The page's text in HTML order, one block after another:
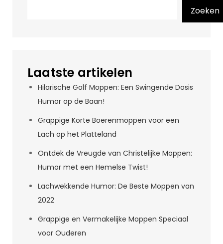
Zoeken
Laatste artikelen
Hilarische Golf Moppen: Een Swingende Dosis
Humor op de Baan!
Grappige Korte Boerenmoppen voor een
Lach op het Platteland
Ontdek de Vreugde van Christelijke Moppen:
Humor met een Hemelse Twist!
Lachwekkende Humor: De Beste Moppen van
2022
Grappige en Vermakelijke Moppen Speciaal
voor Ouderen